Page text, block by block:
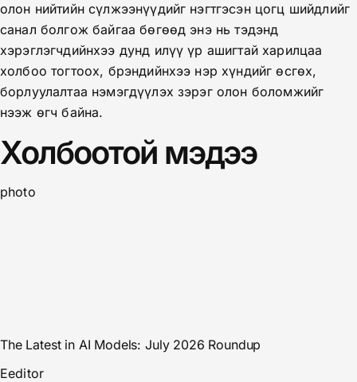
олон нийтийн сүлжээнүүдийг нэгтгэсэн цогц шийдлийг
санал болгож байгаа бөгөөд энэ нь тэдэнд
хэрэглэгчдийнхээ дунд илүү үр ашигтай харилцаа
холбоо тогтоох, брэндийнхээ нэр хүндийг өсгөх,
борлуулалтаа нэмэгдүүлэх зэрэг олон боломжийг
нээж өгч байна.
Холбоотой мэдээ
photo
The Latest in AI Models: July 2026 Roundup
Eeditor